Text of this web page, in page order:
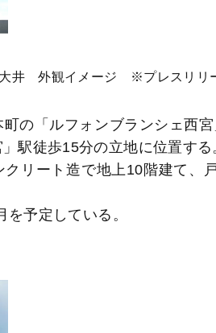
大井 外観イメージ ※プレスリリ
の「ルフォンブランシェ西
駅徒歩15分の立地に位置する
リート造で地上10階建て、
予定している。